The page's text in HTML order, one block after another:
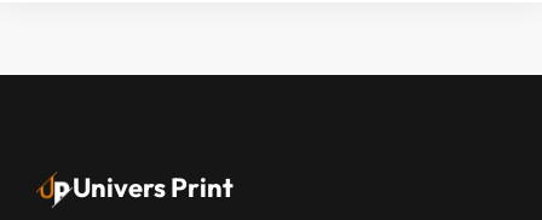
Univers Print